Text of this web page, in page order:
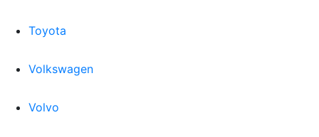
Toyota
Volkswagen
Volvo